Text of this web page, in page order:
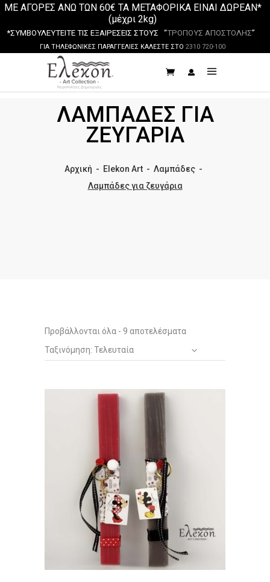
ΜΕ ΑΓΟΡΕΣ ΑΝΩ ΤΩΝ 60€ ΤΑ ΜΕΤΑΦΟΡΙΚΑ ΕΙΝΑΙ ΔΩΡΕΑΝ*
(μέχρι 2kg)
*ΣΥΜΒΟΥΛΕΥΤΕΙΤΕ ΤΙΣ ΕΞΑΙΡΕΣΕΙΣ ΣΤΟΥΣ “ΤΡΟΠΟΥΣ ΑΠΟΣΤΟΛΗΣ”
ΓΙΑ ΤΗΛΕΦΩΝΙΚΕΣ ΠΑΡΑΓΓΕΛΙΕΣ ΚΑΛΕΣΤΕ ΣΤΟ 2310 720-100
ΛΑΜΠΆΔΕΣ ΓΙΑ
ΖΕΥΓΆΡΙΑ
Αρχική - Elekon Art- Λαμπάδες-
Λαμπάδες για ζευγάρια
Προβάλλονται όλα - 9 αποτελέσματα
by
Ταξινόμηση: Τελευταία